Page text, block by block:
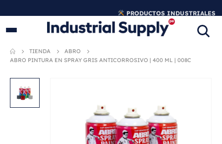
ORIGINALES
TIENDA
ABRO
ABRO PINTURA EN SPRAY GRIS ANTICORROSIVO | 400 ML | 008C